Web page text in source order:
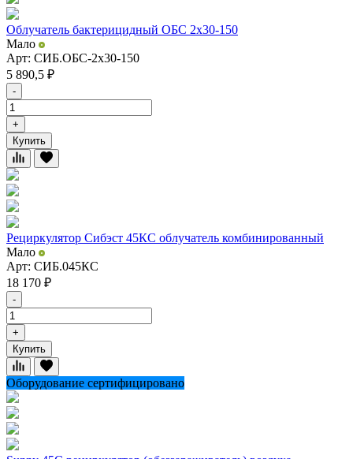
Облучатель бактерицидный ОБС 2x30-150
Мало
Арт: СИБ.ОБС-2x30-150
5 890,5 ₽
-
+
Купить
Рециркулятор Сибэст 45КС облучатель комбинированный
Мало
Арт: СИБ.045КС
18 170 ₽
-
+
Купить
Оборудование сертифицировано